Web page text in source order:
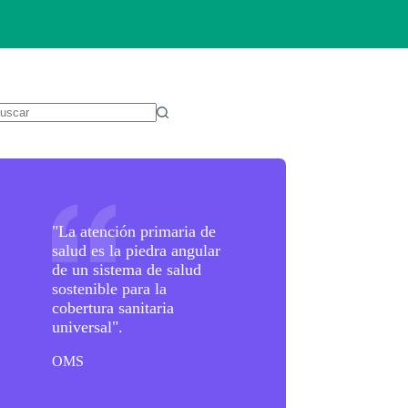
"La atención primaria de
salud es la piedra angular
de un sistema de salud
sostenible para la
cobertura sanitaria
universal".
OMS